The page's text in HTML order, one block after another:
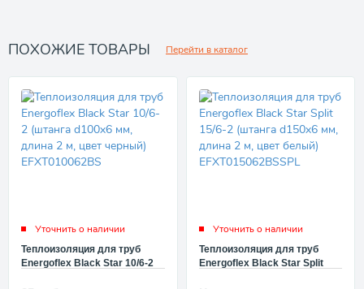
ПОХОЖИЕ ТОВАРЫ Перейти в каталог
Уточнить о наличии
Теплоизоляция для труб
Energoflex Black Star 10/6-2
Уточнить о наличии
Теплоизоляция для труб
Energoflex Black Star Split